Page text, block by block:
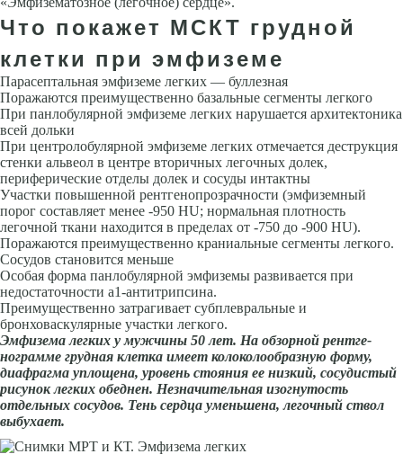
Что покажет МСКТ грудной
клетки при эмфиземе
Парасептальная эмфиземе легких — буллезная
Поражаются преимущественно базальные сегменты легкого
При панлобулярной эмфиземе легких нарушается архитектоника
всей дольки
При центролобулярной эмфиземе легких отмечается деструкция
стенки альвеол в центре вторичных легочных долек,
периферические отделы долек и со­суды интактны
Участки повышенной рентгенопрозрачности (эмфиземный
порог состав­ляет менее -950 HU; нормальная плотность
легочной ткани находится в пределах от -750 до -900 HU).
Поражаются преимущественно краниальные сегменты легкого.
Сосудов становится меньше
Особая форма панлобулярной эмфиземы развивается при
недостаточности a1-антитрипсина.
Преимущественно затрагивает субплевральные и
бронховаскулярные участки легкого.
Эмфизема легких у муж­чины 50 лет. На обзорной рентге­
нограмме грудная клетка имеет колоколообразную форму,
диаф­рагма уплощена, уровень стояния ее низкий, сосудистый
рисунок легких обеднен. Незначительная изогнутость
отдельных сосудов. Тень сердца уменьшена, легочный ствол
выбухает.